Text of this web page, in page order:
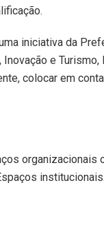
iniciativa da
e
colocar em
institucionais.